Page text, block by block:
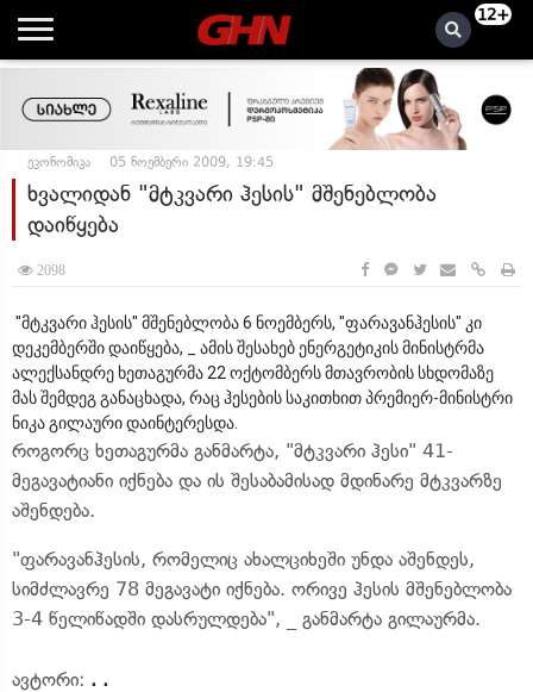
12+
ეკონომიკა 05 ნოემბერი 2009, 19:45
ხვალიდან "მტკვარი ჰესის" მშენებლობა
დაიწყება
2098
"მტკვარი ჰესის" მშენებლობა 6 ნოემბერს, "ფარავანჰესის" კი
დეკემბერში დაიწყება, _ ამის შესახებ ენერგეტიკის მინისტრმა
ალექსანდრე ხეთაგურმა 22 ოქტომბერს მთავრობის სხდომაზე
მას შემდეგ განაცხადა, რაც ჰესების საკითხით პრემიერ-მინისტრი
ნიკა გილაური დაინტერესდა.
როგორც ხეთაგურმა განმარტა, "მტკვარი ჰესი" 41-
მეგავატიანი იქნება და ის შესაბამისად მდინარე მტკვარზე
აშენდება.
"ფარავანჰესის, რომელიც ახალციხეში უნდა აშენდეს,
სიმძლავრე 78 მეგავატი იქნება. ორივე ჰესის მშენებლობა
3-4 წელიწადში დასრულდება", _ განმარტა გილაურმა.
ავტორი: . .